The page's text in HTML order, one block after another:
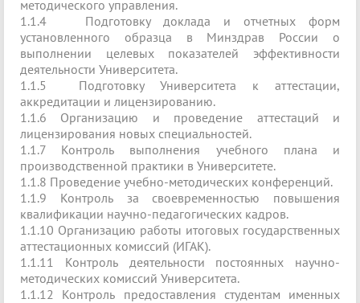
методического управления.
1.1.4 Подготовку доклада и отчетных форм
установленного образца в Минздрав России о
выполнении целевых показателей эффективности
деятельности Университета.
1.1.5 Подготовку Университета к аттестации,
аккредитации и лицензированию.
1.1.6 Организацию и проведение аттестаций и
лицензирования новых специальностей.
1.1.7 Контроль выполнения учебного плана и
производственной практики в Университете.
1.1.8 Проведение учебно-методических конференций.
1.1.9 Контроль за своевременностью повышения
квалификации научно-педагогических кадров.
1.1.10 Организацию работы итоговых государственных
аттестационных комиссий (ИГАК).
1.1.11 Контроль деятельности постоянных научно-
методических комиссий Университета.
1.1.12 Контроль предоставления студентам именных